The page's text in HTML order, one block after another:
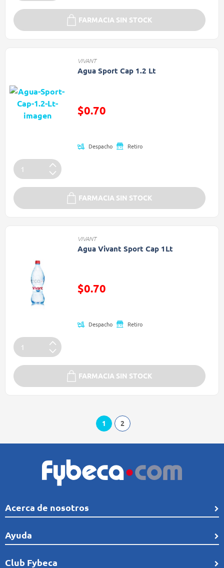
FARMACIA SIN STOCK
VIVANT
Agua Sport Cap 1.2 Lt
Precio reducido de
$0.70
Despacho Retiro
FARMACIA SIN STOCK
VIVANT
Agua Vivant Sport Cap 1Lt
Precio reducido de
$0.70
Despacho Retiro
FARMACIA SIN STOCK
1 2
Acerca de nosotros
Quiénes Somos
Línea de tiempo
Comunidad
Ayuda
Preguntas frecuentes
Club Fybeca